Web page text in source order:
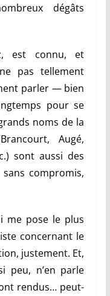
dégâts
est connu, et
pas tellement
parler — bien
pour se
noms de la
Augé,
sont aussi des
compromis,
me pose le plus
concernant le
justement. Et,
peu, n’en parle
rendus… peut-